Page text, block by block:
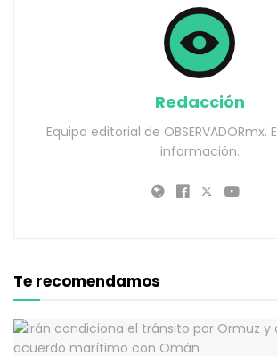
Redacción
Equipo editorial de OBSERVADORmx.
información.
Te recomendamos